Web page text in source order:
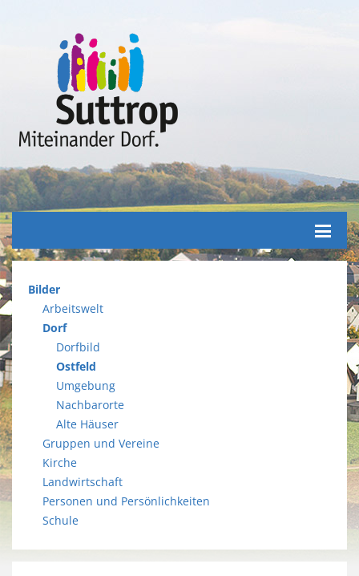
Bilder
Arbeitswelt
Dorf
Dorfbild
Ostfeld
Umgebung
Nachbarorte
Alte Häuser
Gruppen und Vereine
Kirche
Landwirtschaft
Personen und Persönlichkeiten
Schule